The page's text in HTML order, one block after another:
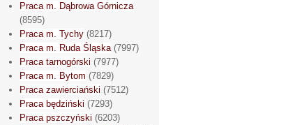
Praca m. Dąbrowa Górnicza
(8595)
Praca m. Tychy (8217)
Praca m. Ruda Śląska(7997)
Praca tarnogórski (7977)
Praca m. Bytom (7829)
Praca zawierciański (7512)
Praca będziński (7293)
Praca pszczyński (6203)